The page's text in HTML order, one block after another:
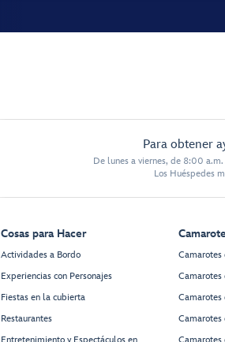
Para obtener
De lunes a viernes, de 8:00
Los Huéspedes
Cosas para Hacer
Actividades a Bordo
Experiencias con Personajes
Fiestas en la cubierta
Restaurantes
Camarotes
Camarotes
Camarotes
Camarotes